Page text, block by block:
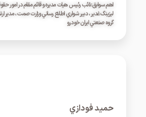
اهم سوابق:نائب رئيس هيات مديره و قائم مقام در امور
ليزينگ غدير ، دبير شواري اطلاع رساني وزارت صمت ، مدير
گروه صنعتي ايران خودرو
حميد فودازي